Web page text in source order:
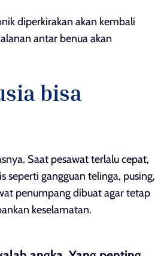
diperkirakan akan kembali
antar benua akan
bisa
Saat pesawat terlalu cepat,
seperti gangguan telinga, pusing,
penumpang dibuat agar tetap
keselamatan.